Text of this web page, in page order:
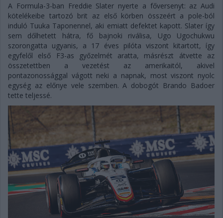
A Formula-3-ban Freddie Slater nyerte a főversenyt: az Audi
kötelékeibe tartozó brit az első körben összeért a pole-ból
induló Tuuka Taponennel, aki emiatt defektet kapott. Slater így
sem dőlhetett hátra, fő bajnoki riválisa, Ugo Ugochukwu
szorongatta ugyanis, a 17 éves pilóta viszont kitartott, így
egyfelől első F3-as győzelmét aratta, másrészt átvette az
összetettben a vezetést az amerikaitól, akivel
pontazonossággal vágott neki a napnak, most viszont nyolc
egység az előnye vele szemben. A dobogót Brando Badoer
tette teljessé.